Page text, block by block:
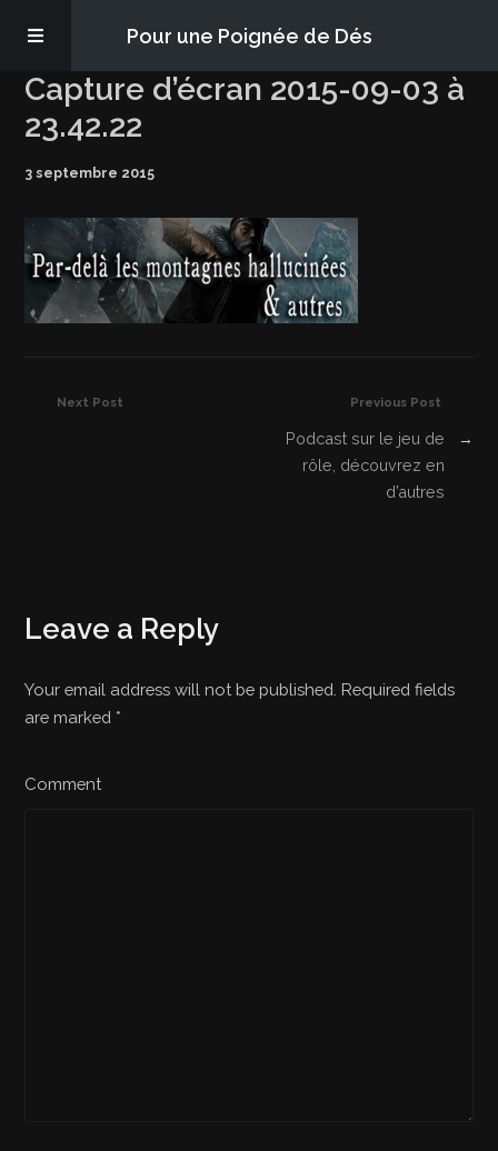
Pour une Poignée de Dés
Les épisodes
PQD2P
S’abonner
Blog
Capture d’écran 2015-09-03 à
23.42.22
3 septembre 2015
Previous Post
Podcast sur le jeu de
rôle, découvrez en
d’autres
→
Next Post
Leave a Reply
Your email address will not be published. Required fields
are marked *
Comment